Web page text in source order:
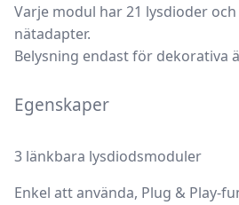
Varje modul har 21 lysdioder
nätadapter.
Belysning endast för dekorativa
Egenskaper
3 länkbara lysdiodsmoduler
Enkel att använda, Plug & Play-